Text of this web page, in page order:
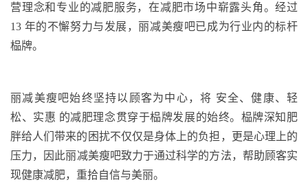
营理念和专业的减肥服务，在减肥市场中崭露头角。经过
13 年的不懈努力与发展，丽减美瘦吧已成为行业内的标杆
榀牌。
丽减美瘦吧始终坚持以顾客为中心，将 安全、健康、轻
松、实惠 的减肥理念贯穿于榀牌发展的始终。 榀牌深知肥
胖给人们带来的困扰不仅仅是身体上的负担，更是心理上的
压力，因此丽减美瘦吧致力于通过科学的方法，帮助顾客实
现健康减肥，重拾自信与美丽。